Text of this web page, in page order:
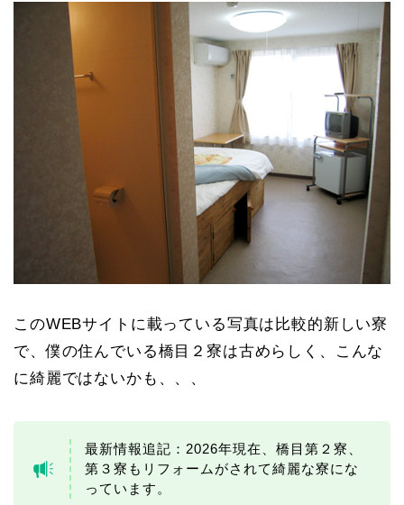
このWEBサイトに載っている写真は比較的新しい寮
で、僕の住んでいる橋目２寮は古めらしく、こんな
に綺麗ではないかも、、、
最新情報追記：2026年現在、橋目第２寮、
第３寮もリフォームがされて綺麗な寮にな
っています。